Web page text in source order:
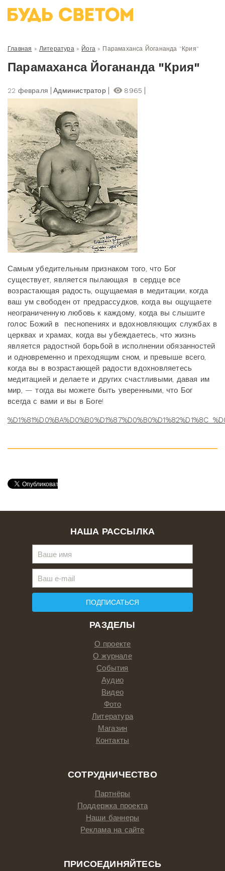
Главная » Литература» Йога » Парамаханса Йогананда "Крия"
Парамаханса Йогананда "Крия"
22 февраля Администратор 8965
Самым убедительным признаком того, что Бог
существует, является пылающая в сердце все
возрастающая радость, ощущаемая в медитации, когда
ваш ум свободен от предрассудков, когда вы ощущаете
неограниченную любовь к каждому, когда вы слышите
голос Божий в песнопениях и вдохновляющих службах в
церквах и храмах, когда вы убеждаетесь, что жизнь
является радостной борьбой в исполнении обязанностей
и одновременно и преходящим сном, и превыше всего,
когда вы в возрастающей радости вдохновляетесь
медитацией и делаете и других счастливыми, давая им
мир, — тогда вы можете быть уверенными, что Бог
всегда с вами и вы в Боге!
РАЗДЕЛЫ
О проекте
О журнале
События
Аудио
Видео
Фото
Литература
Магазин
Контакты
СОТРУДНИЧЕСТВО
Партнёры
Поддержка проекта
Наши баннеры
Реклама на сайте
ПРИСОЕДИНЯЙТЕСЬ
НАША РАССЫЛКА
ПОДПИСАТЬСЯ